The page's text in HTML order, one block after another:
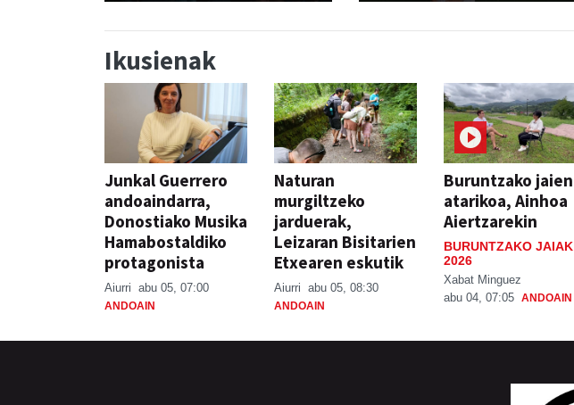
Ikusienak
Junkal Guerrero
andoaindarra,
Donostiako Musika
Hamabostaldiko
protagonista
Aiurri abu 05, 07:00
ANDOAIN
Naturan
murgiltzeko
jarduerak,
Leizaran Bisitarien
Etxearen eskutik
Aiurri abu 05, 08:30
ANDOAIN
Buruntzako jaien
atarikoa, Ainhoa
Aiertzarekin
BURUNTZAKO JAIAK
2026
Xabat Minguez
abu 04, 07:05 ANDOAIN